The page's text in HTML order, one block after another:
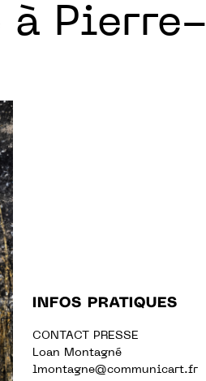
à Pierre-
INFOS PRATIQUES
CONTACT PRESSE
Loan Montagné
lmontagne@communicart.fr